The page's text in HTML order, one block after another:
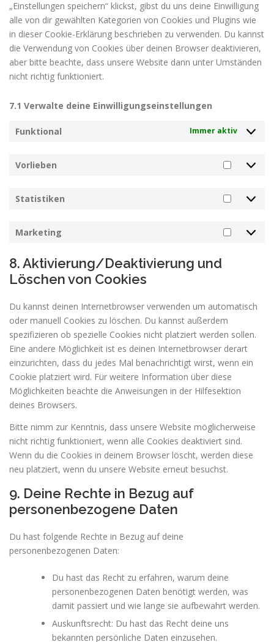
„Einstellungen speichern“ klickst, gibst du uns deine Einwilligung
alle von dir gewählten Kategorien von Cookies und Plugins wie
in dieser Cookie-Erklärung beschrieben zu verwenden. Du kannst
die Verwendung von Cookies über deinen Browser deaktivieren,
aber bitte beachte, dass unsere Website dann unter Umständen
nicht richtig funktioniert.
7.1 Verwalte deine Einwilligungseinstellungen
Funktional Immer aktiv
Vorlieben
Statistiken
Marketing
8. Aktivierung/Deaktivierung und
Löschen von Cookies
Du kannst deinen Internetbrowser verwenden um automatisch
oder manuell Cookies zu löschen. Du kannst außerdem
spezifizieren ob spezielle Cookies nicht platziert werden sollen.
Eine andere Möglichkeit ist es deinen Internetbrowser derart
einzurichten, dass du jedes Mal benachrichtigt wirst, wenn ein
Cookie platziert wird. Für weitere Information über diese
Möglichkeiten beachte die Anweisungen in der Hilfesektion
deines Browsers.
Bitte nimm zur Kenntnis, dass unsere Website möglicherweise
nicht richtig funktioniert, wenn alle Cookies deaktiviert sind.
Wenn du die Cookies in deinem Browser löscht, werden diese
neu platziert, wenn du unsere Website erneut besuchst.
9. Deine Rechte in Bezug auf
personenbezogene Daten
Du hast folgende Rechte in Bezug auf deine
personenbezogenen Daten:
Du hast das Recht zu erfahren, warum deine
personenbezogenen Daten benötigt werden, was
damit passiert und wie lange sie aufbewahrt werden.
Auskunftsrecht: Du hast das Recht deine uns
bekannten persönliche Daten einzusehen.